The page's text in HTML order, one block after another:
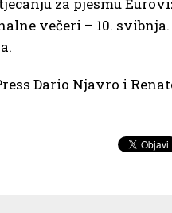
večeri – 10.
Dario Njavro i